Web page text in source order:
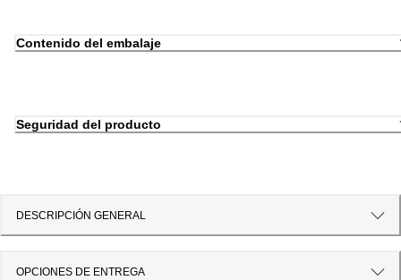
Contenido del embalaje
Seguridad del producto
DESCRIPCIÓN GENERAL
OPCIONES DE ENTREGA